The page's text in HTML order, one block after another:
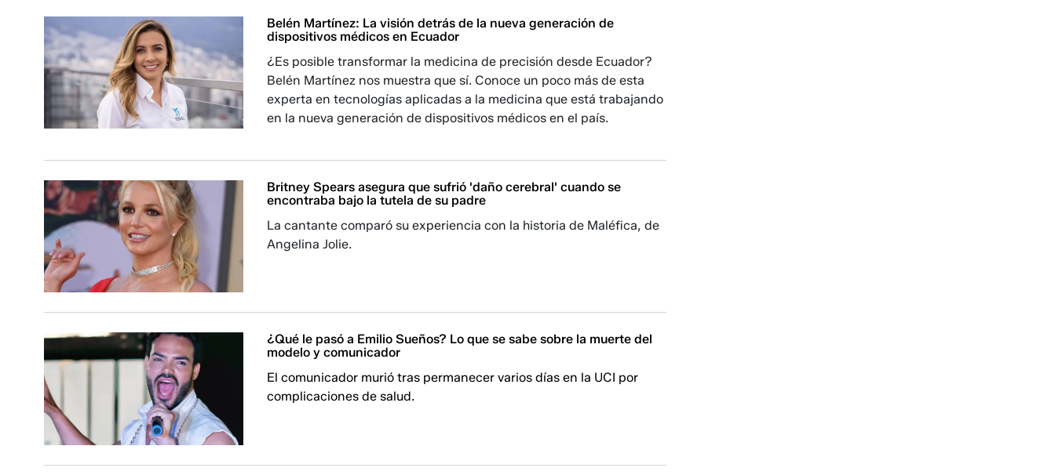
Belén Martínez: La visión detrás de la nueva generación de
dispositivos médicos en Ecuador
¿Es posible transformar la medicina de precisión desde Ecuador?
Belén Martínez nos muestra que sí. Conoce un poco más de esta
experta en tecnologías aplicadas a la medicina que está trabajando
en la nueva generación de dispositivos médicos en el país.
Britney Spears asegura que sufrió 'daño cerebral' cuando se
encontraba bajo la tutela de su padre
La cantante comparó su experiencia con la historia de Maléfica, de
Angelina Jolie.
¿Qué le pasó a Emilio Sueños? Lo que se sabe sobre la muerte del
modelo y comunicador
El comunicador murió tras permanecer varios días en la UCI por
complicaciones de salud.